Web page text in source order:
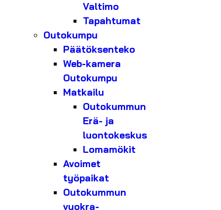
Valtimo
Tapahtumat
Outokumpu
Päätöksenteko
Web-kamera
Outokumpu
Matkailu
Outokummun
Erä- ja
luontokeskus
Lomamökit
Avoimet
työpaikat
Outokummun
vuokra-